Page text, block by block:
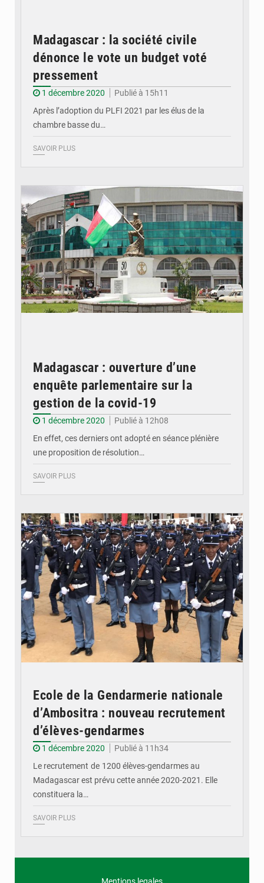
Madagascar : la société civile
dénonce le vote un budget voté
pressement
1 décembre 2020
Publié à 15h11
Après l’adoption du PLFI 2021 par les élus de la
chambre basse du…
SAVOIR PLUS
Madagascar : ouverture d’une
enquête parlementaire sur la
gestion de la covid-19
1 décembre 2020
Publié à 12h08
En effet, ces derniers ont adopté en séance plénière
une proposition de résolution…
SAVOIR PLUS
Ecole de la Gendarmerie nationale
d’Ambositra : nouveau recrutement
d’élèves-gendarmes
1 décembre 2020
Publié à 11h34
Le recrutement de 1200 élèves-gendarmes au
Madagascar est prévu cette année 2020-2021. Elle
constituera la…
SAVOIR PLUS
Mentions legales